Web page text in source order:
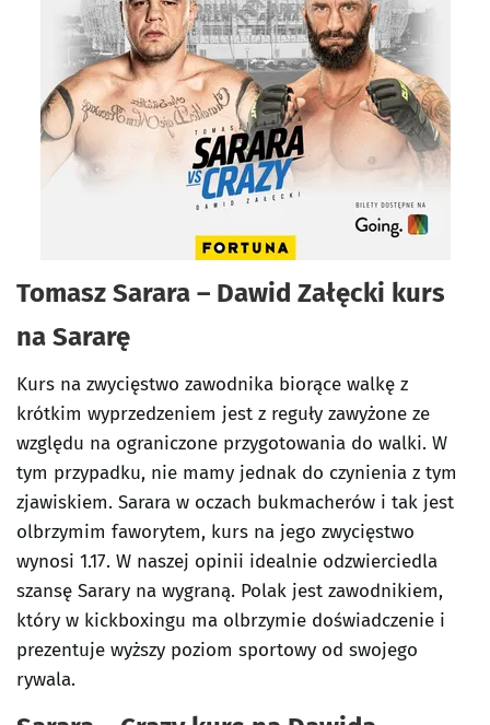
Tomasz Sarara – Dawid Załęcki kurs
na Sararę
Kurs na zwycięstwo zawodnika biorące walkę z
krótkim wyprzedzeniem jest z reguły zawyżone ze
względu na ograniczone przygotowania do walki. W
tym przypadku, nie mamy jednak do czynienia z tym
zjawiskiem. Sarara w oczach bukmacherów i tak jest
olbrzymim faworytem, kurs na jego zwycięstwo
wynosi 1.17. W naszej opinii idealnie odzwierciedla
szansę Sarary na wygraną. Polak jest zawodnikiem,
który w kickboxingu ma olbrzymie doświadczenie i
prezentuje wyższy poziom sportowy od swojego
rywala.